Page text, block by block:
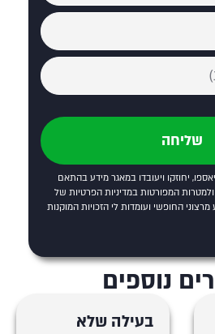
יחוזקו ויעובדו במאגר מידע בהתאם
המפורטות במדיניות הפרטיות של
החופשי ועומדות לי הזכויות המוקנות
שליחה
נוספים
בעילה שלא